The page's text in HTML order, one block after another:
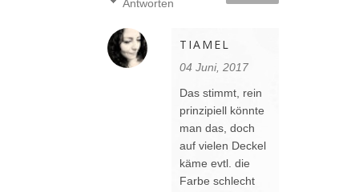
Antworten
TIAMEL
04 Juni, 2017
Das stimmt, rein
prinzipiell könnte
man das, doch
auf vielen Deckel
käme evtl. die
Farbe schlecht